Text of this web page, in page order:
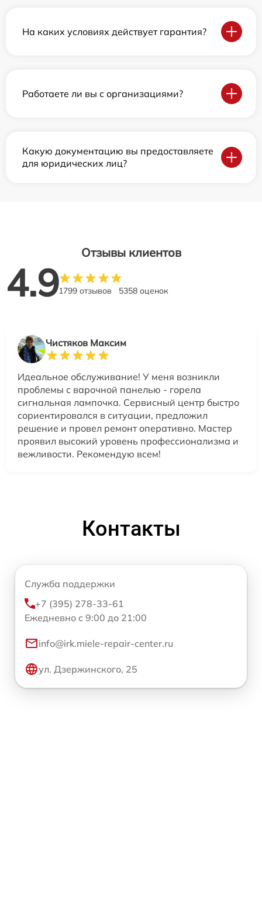
На каких условиях действует гарантия?
Работаете ли вы с организациями?
Какую документацию вы предоставляете
для юридических лиц?
Отзывы клиентов
4.91799 отзывов 5358 оценок
Чистяков Максим
Идеальное обслуживание! У меня возникли
проблемы с варочной панелью - горела
сигнальная лампочка. Сервисный центр быстро
сориентировался в ситуации, предложил
решение и провел ремонт оперативно. Мастер
проявил высокий уровень профессионализма и
вежливости. Рекомендую всем!
Контакты
Служба поддержки
+7 (395) 278-33-61
Ежедневно с 9:00 до 21:00
info@irk.miele-repair-center.ru
ул. Дзержинского, 25